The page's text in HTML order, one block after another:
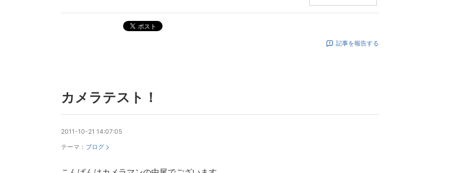
ポスト
記事を報告する
カメラテスト！
2011-10-21 14:07:05
テーマ： ブログ